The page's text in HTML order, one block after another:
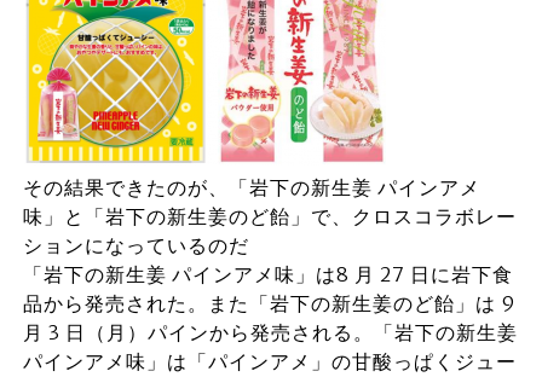
その結果できたのが、「岩下の新生姜 パインアメ
味」と「岩下の新生姜のど飴」で、クロスコラボレー
ションになっているのだ
「岩下の新生姜 パインアメ味」は8 月 27 日に岩下食
品から発売された。また「岩下の新生姜のど飴」は 9
月 3 日（月）パインから発売される。「岩下の新生姜
パインアメ味」は「パインアメ」の甘酸っぱくジュー